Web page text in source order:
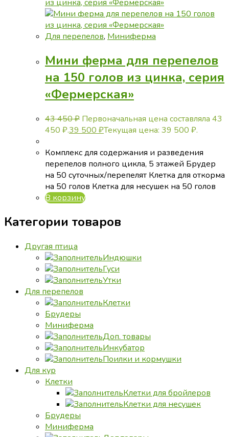
Для перепелов, Миниферма
Мини ферма для перепелов
на 150 голов из цинка, серия
«Фермерская»
43 450₽ Первоначальная цена составляла 43
450 ₽.39 500 ₽Текущая цена: 39 500 ₽.
Комплекс для содержания и разведения
перепелов полного цикла, 5 этажей Брудер
на 50 суточных/перепелят Клетка для откорма
на 50 голов Клетка для несушек на 50 голов
В корзину
Категории товаров
Другая птица
Индюшки
Гуси
Утки
Для перепелов
Клетки
Брудеры
Миниферма
Доп. товары
Инкубатор
Поилки и кормушки
Для кур
Клетки
Клетки для бройлеров
Клетки для несушек
Брудеры
Миниферма